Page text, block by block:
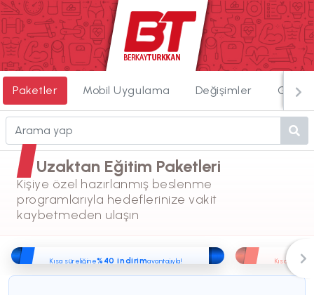
Paketler Mobil Uygulama Değişimler
Uzaktan Eğitim Paketleri
Kişiye özel hazırlanmış beslenme
programlarıyla hedeflerinize vakit
kaybetmeden ulaşın
Kısa süreliğine%40 indirimavantajıyla!
6600 yerine 3950₺
Kısa